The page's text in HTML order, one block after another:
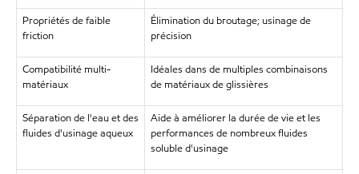
Propriétés de faible
friction
Élimination du broutage; usinage de
précision
Compatibilité multi-
matériaux
Idéales dans de multiples combinaisons
de matériaux de glissières
Séparation de l'eau et des
fluides d'usinage aqueux
Aide à améliorer la durée de vie et les
performances de nombreux fluides
soluble d'usinage